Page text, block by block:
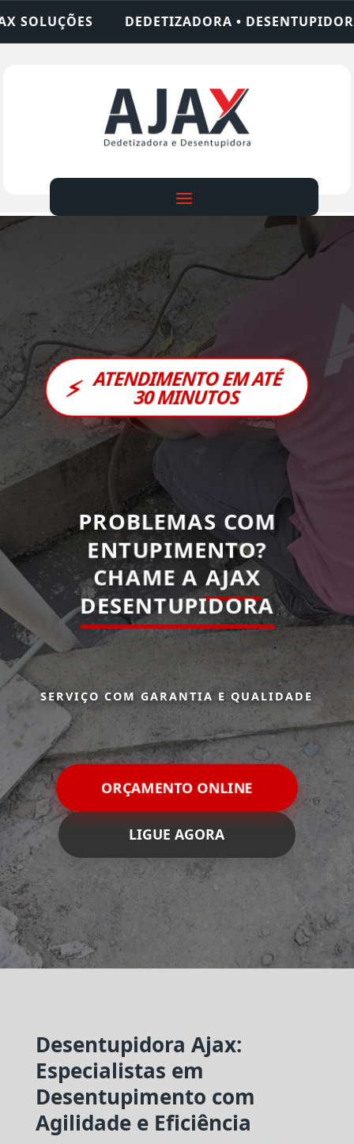
• DESENTUPIDORA • LIMPEZA DE FOSSA
⚡ ATENDIMENTO EM ATÉ
30 MINUTOS
PROBLEMAS COM
ENTUPIMENTO?
CHAME A AJAX
DESENTUPIDORA
SERVIÇO COM GARANTIA E QUALIDADE
ORÇAMENTO ONLINE
LIGUE AGORA
Desentupidora Ajax:
Especialistas em
Desentupimento com
Agilidade e Eficiência